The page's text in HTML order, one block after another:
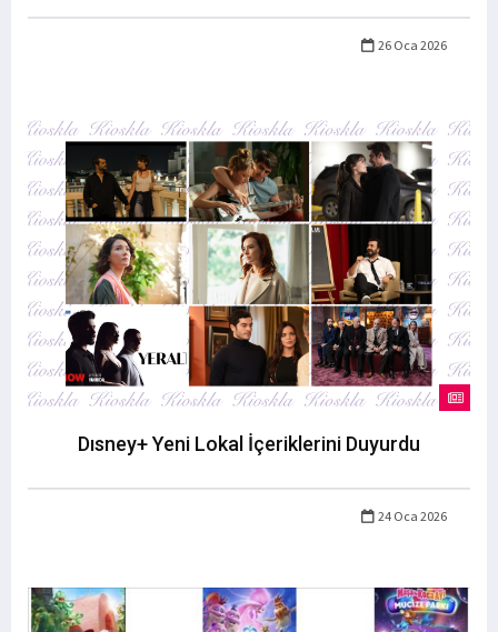
26 Oca 2026
Dısney+ Yeni Lokal İçeriklerini Duyurdu
24 Oca 2026